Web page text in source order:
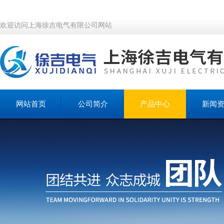
欢迎访问上海徐吉电气有限公司网站
网站首页 公司简介 产品中心 新闻